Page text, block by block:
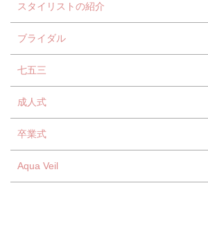
スタイリストの紹介
ブライダル
七五三
成人式
卒業式
Aqua Veil